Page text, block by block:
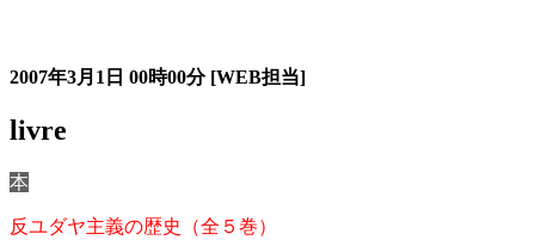
2007年3月1日 00時00分 [WEB担当]
livre
本
反ユダヤ主義の歴史（全５巻）